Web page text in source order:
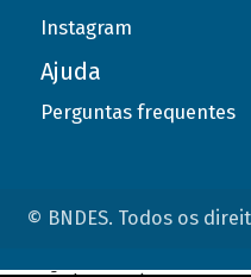
Instagram
Ajuda
Perguntas frequentes
© BNDES. Todos os